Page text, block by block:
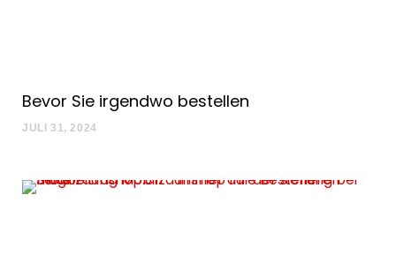
Bevor Sie irgendwo bestellen
JULI 31, 2024